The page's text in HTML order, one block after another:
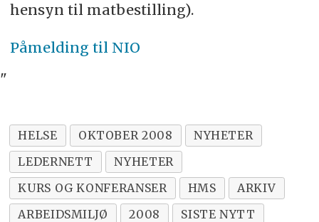
hen­syn til mat­be­stil­ling).
Påmelding til NIO
"
HELSE OKTOBER 2008
NYHETER
LEDERNETT
NYHETER
KURS OG KONFERANSER
HMS
ARKIV
ARBEIDSMILJØ
2008 SISTE NYTT